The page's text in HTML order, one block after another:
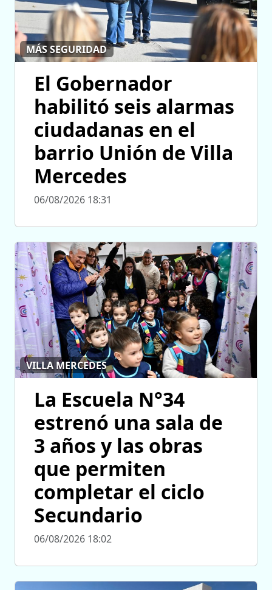
MÁS SEGURIDAD
El Gobernador
habilitó seis alarmas
ciudadanas en el
barrio Unión de Villa
Mercedes
06/08/2026 18:31
VILLA MERCEDES
La Escuela N°34
estrenó una sala de
3 años y las obras
que permiten
completar el ciclo
Secundario
06/08/2026 18:02